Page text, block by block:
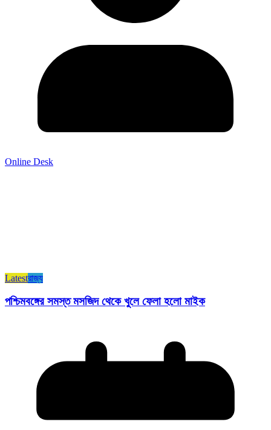
Online Desk
Latestরাজ্য​
পশ্চিমবঙ্গের সমস্ত মসজিদ থেকে খুলে ফেলা হলো মাইক